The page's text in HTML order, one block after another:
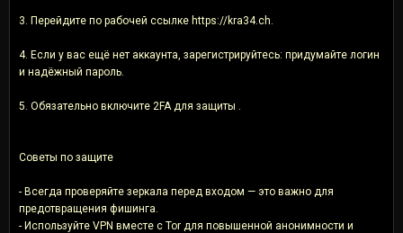
3. Перейдите по рабочей ссылке https://kra34.ch.
4. Если у вас ещё нет аккаунта, зарегистрируйтесь: придумайте логин
и надёжный пароль.
5. Обязательно включите 2FA для защиты .
Советы по защите
- Всегда проверяйте зеркала перед входом — это важно для
предотвращения фишинга.
- Используйте VPN вместе с Tor для повышенной анонимности и